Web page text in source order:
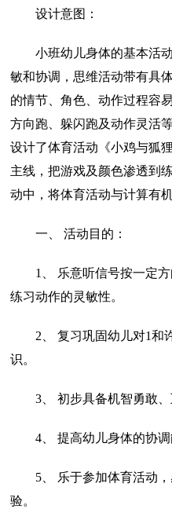
设计意图：
小班幼儿身体的基本活动
敏和协调，思维活动带有具
的情节、角色、动作过程容
方向跑、躲闪跑及动作灵活
设计了体育活动《小鸡与狐
主线，把游戏及颜色渗透到
动中，将体育活动与计算有
一、 活动目的：
1、 乐意听信号按一定方
练习动作的灵敏性。
2、 复习巩固幼儿对1和
识。
3、 初步具备机智勇敢、
4、 提高幼儿身体的协调
5、 乐于参加体育活动，
验。